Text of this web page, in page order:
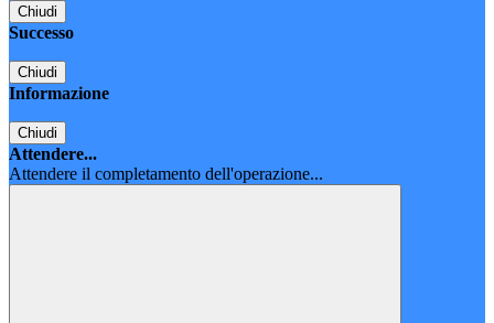
Chiudi
Successo
Chiudi
Informazione
Chiudi
Attendere...
Attendere il completamento dell'operazione...